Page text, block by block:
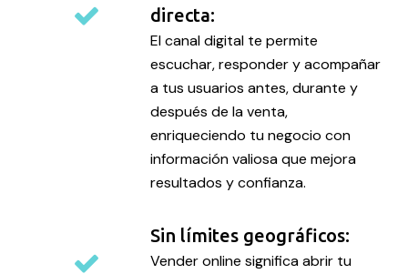
directa:
El canal digital te permite
escuchar, responder y acompañar
a tus usuarios antes, durante y
después de la venta,
enriqueciendo tu negocio con
información valiosa que mejora
resultados y confianza.
Sin límites geográficos:
Vender online significa abrir tu